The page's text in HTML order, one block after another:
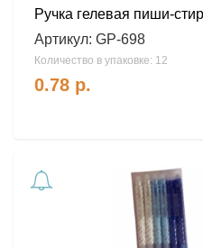
Ручка гелевая пиши-
Артикул: GP-698
Количество в упаковке: 12
0.78 р.